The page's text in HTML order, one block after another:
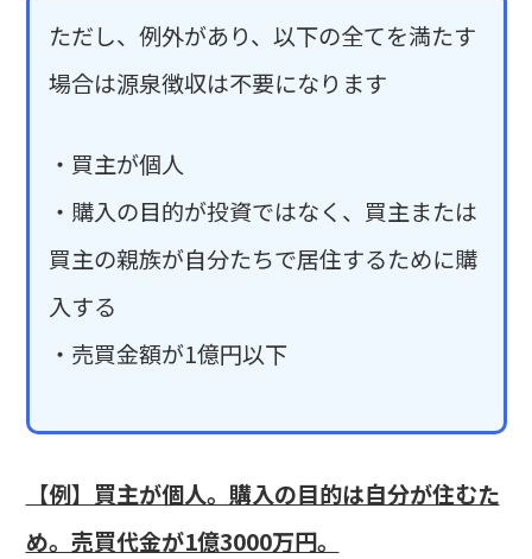
ただし、例外があり、以下の全てを満たす
場合は源泉徴収は不要になります
・買主が個人
・購入の目的が投資ではなく、買主または
買主の親族が自分たちで居住するために購
入する
・売買金額が1億円以下
【例】買主が個人。購入の目的は自分が住むた
め。売買代金が1億3000万円。